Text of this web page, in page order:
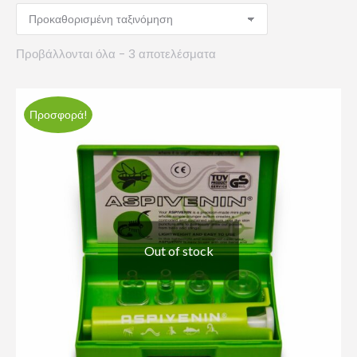
Προβάλλονται όλα - 3 αποτελέσματα
Προσφορά!
Out of stock